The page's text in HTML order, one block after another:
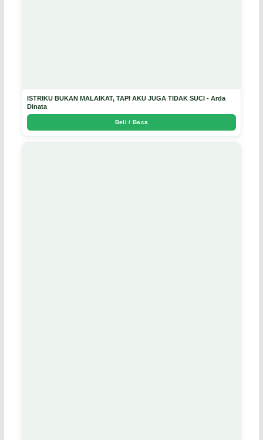
ISTRIKU BUKAN MALAIKAT, TAPI AKU JUGA TIDAK SUCI - Arda
Dinata
Beli / Baca